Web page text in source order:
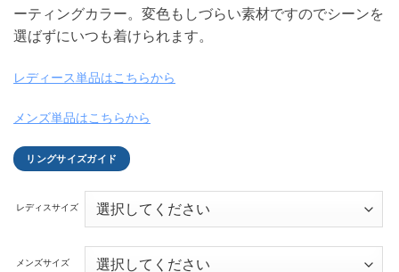
ーティングカラー。変色もしづらい素材ですのでシーンを
選ばずにいつも着けられます。
レディース単品はこちらから
メンズ単品はこちらから
リングサイズガイド
レディスサイズ
メンズサイズ